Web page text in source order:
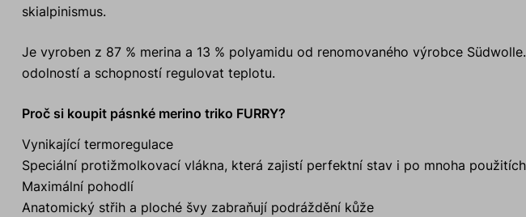
skialpinismus.
Je vyroben z 87 % merina a 13 % polyamidu od renomovaného výrobce
odolností a schopností regulovat teplotu.
Proč si koupit pásnké merino triko FURRY?
Vynikající termoregulace
Speciální protižmolkovací vlákna, která zajistí perfektní stav i po mnoha
Maximální pohodlí
Anatomický střih a ploché švy zabraňují podráždění kůže